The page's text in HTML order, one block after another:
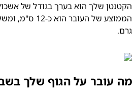
על הגוף שלך בשבוע 15 להריון?